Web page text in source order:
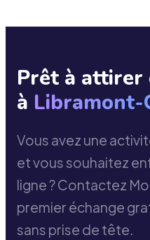
Prêt à attirer
à Libramont-
Vous avez une
et vous souhaitez
ligne ? Contactez
premier échange
sans prise de tête.